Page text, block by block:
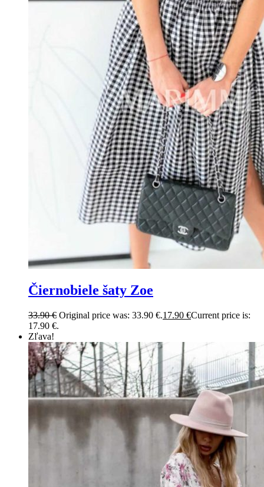
Čiernobiele šaty Zoe
33.90€ Original price was: 33.90 €.17.90 €Current price is:
17.90 €.
Zľava!